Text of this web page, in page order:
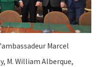
Marcel
M. William Alberque,